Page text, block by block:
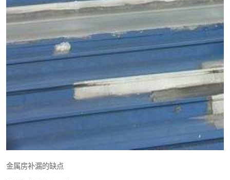
金属房补漏的缺点